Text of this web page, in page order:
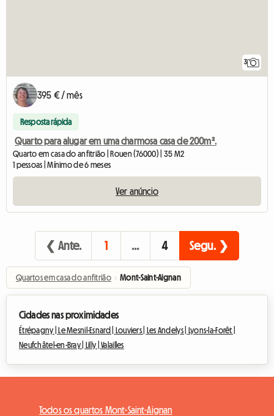
3
395 € / mês
Resposta rápida
Quarto para alugar em uma charmosa casa de 200m².
Quarto em casa do anfitrião | Rouen (76000) | 35 M2
1 pessoas | Mínimo de 6 meses
Ver anúncio
❮ Ante. 1 … 4 Segu. ❯
Quartos em casa do anfitrião › Mont-Saint-Aignan
Cidades nas proximidades
Étrépagny | Le Mesnil-Esnard | Louviers | Les Andelys |
Lyons-la-Forêt |
Neufchâtel-en-Bray |
Lilly |Valailles
Todos os quartos Mont-Saint-Aignan